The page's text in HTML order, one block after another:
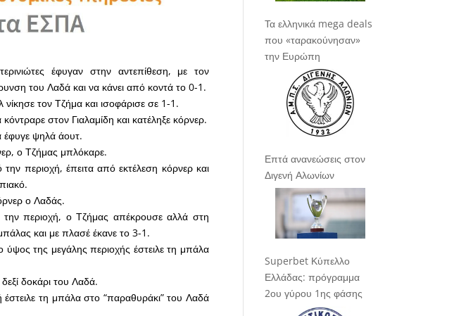
έφυγαν στην αντεπίθεση, με τον
του Λαδά και να κάνει από κοντά το 0-1.
τον Τζήμα και ισοφάρισε σε 1-1.
στον Γιαλαμίδη και κατέληξε κόρνερ.
έφυγε ψηλά άουτ.
ο Τζήμας μπλόκαρε.
περιοχή, έπειτα από εκτέλεση κόρνερ και
ο Λαδάς.
περιοχή, ο Τζήμας απέκρουσε αλλά στη
και με πλασέ έκανε το 3-1.
της μεγάλης περιοχής έστειλε τη μπάλα
δοκάρι του Λαδά.
τη μπάλα στο “παραθυράκι” του Λαδά
Τα ελληνικά mega deals
που «ταρακούνησαν»
την Ευρώπη
Επτά ανανεώσεις στον
Διγενή Αλωνίων
Superbet Κύπελλο
Ελλάδας: πρόγραμμα
2ου γύρου 1ης φάσης